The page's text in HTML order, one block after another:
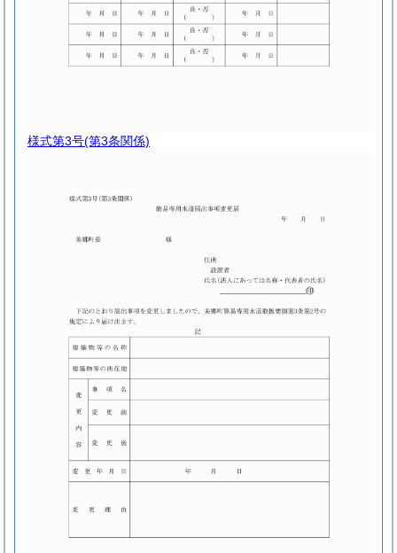
様式第3号(第3条関係)